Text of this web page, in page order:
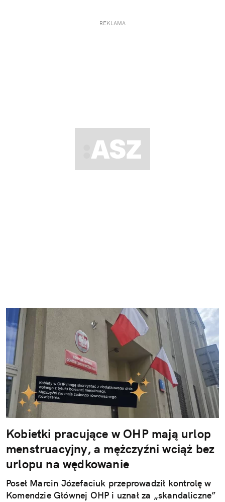
REKLAMA
Kobietki pracujące w OHP mają urlop
menstruacyjny, a mężczyźni wciąż bez
urlopu na wędkowanie
Poseł Marcin Józefaciuk przeprowadził kontrolę w
Komendzie Głównej OHP i uznał za „skandaliczne”